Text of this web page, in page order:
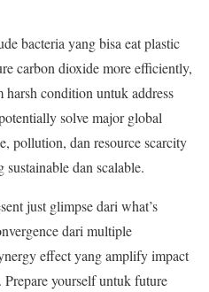
bacteria yang bisa eat plastic
carbon dioxide more efficiently,
condition untuk address
solve major global
pollution, dan resource scarcity
dan scalable.
just glimpse dari what’s
dari multiple
effect yang amplify impact
yourself untuk future